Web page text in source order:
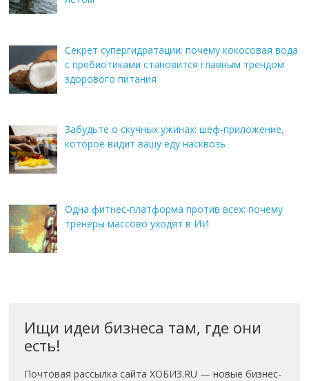
Секрет супергидратации: почему кокосовая вода
с пребиотиками становится главным трендом
здорового питания
Забудьте о скучных ужинах: шеф-приложение,
которое видит вашу еду насквозь
Одна фитнес-платформа против всех: почему
тренеры массово уходят в ИИ
Ищи идеи бизнеса там, где они
есть!
Почтовая рассылка сайта ХОБИЗ.RU — новые бизнес-